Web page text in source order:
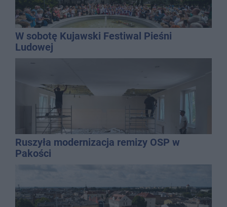
W sobotę Kujawski Festiwal Pieśni
Ludowej
Ruszyła modernizacja remizy OSP w
Pakości